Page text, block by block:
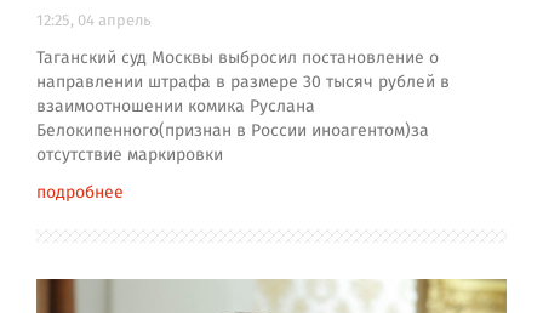
12:25, 04 апрель
Таганский суд Москвы выбросил постановление о
направлении штрафа в размере 30 тысяч рублей в
взаимоотношении комика Руслана
Белокипенного(признан в России иноагентом)за
отсутствие маркировки
подробнее